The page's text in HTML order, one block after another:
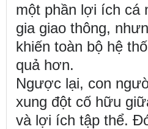
một phần lợi ích cá
gia giao thông,
khiến toàn bộ hệ
quả hơn.
Ngược lại, con
xung đột cố hữu
và lợi ích tập thể.